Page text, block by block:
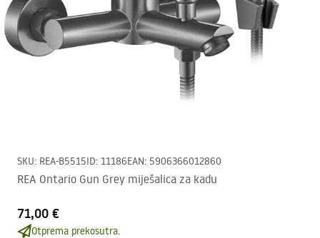
SKU: REA-B5515ID: 11186EAN: 5906366012860
REA Ontario Gun Grey miješalica za kadu
71,00 €
Otprema prekosutra.